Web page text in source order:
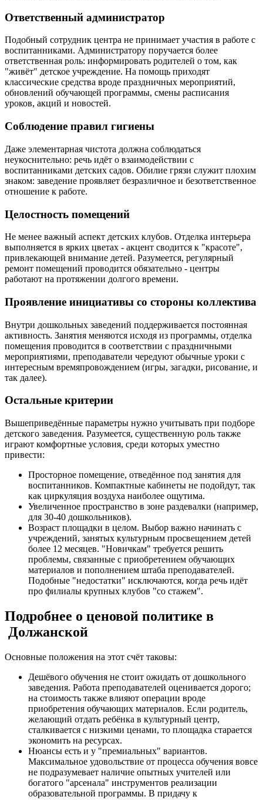
Ответственный администратор
Подобный сотрудник центра не принимает участия в работе с
воспитанниками. Администратору поручается более
ответственная роль: информировать родителей о том, как
"живёт" детское учреждение. На помощь приходят
классические средства вроде праздничных мероприятий,
обновлений обучающей программы, смены расписания
уроков, акций и новостей.
Соблюдение правил гигиены
Даже элементарная чистота должна соблюдаться
неукоснительно: речь идёт о взаимодействии с
воспитанниками детских садов. Обилие грязи служит плохим
знаком: заведение проявляет безразличное и безответственное
отношение к работе.
Целостность помещений
Не менее важный аспект детских клубов. Отделка интерьера
выполняется в ярких цветах - акцент сводится к "красоте",
привлекающей внимание детей. Разумеется, регулярный
ремонт помещений проводится обязательно - центры
работают на протяжении долгого времени.
Проявление инициативы со стороны коллектива
Внутри дошкольных заведений поддерживается постоянная
активность. Занятия меняются исходя из программы, отделка
помещения проводится в соответствии с праздничными
мероприятиями, преподаватели чередуют обычные уроки с
интересным времяпровождением (игры, загадки, рисование, и
так далее).
Остальные критерии
Вышеприведённые параметры нужно учитывать при подборе
детского заведения. Разумеется, существенную роль также
играют комфортные условия, среди которых уместно
привести:
Просторное помещение, отведённое под занятия для
воспитанников. Компактные кабинеты не подойдут, так
как циркуляция воздуха наиболее ощутима.
Увеличенное пространство в зоне раздевалки (например,
для 30-40 дошкольников).
Возраст площадки в целом. Выбор важно начинать с
учреждений, занятых культурным просвещением детей
более 12 месяцев. "Новичкам" требуется решить
проблемы, связанные с приобретением обучающих
материалов и пополнением штаба преподавателей.
Подобные "недостатки" исключаются, когда речь идёт
про филиалы крупных клубов "со стажем".
Подробнее о ценовой политике в
Должанской
Основные положения на этот счёт таковы:
Дешёвого обучения не стоит ожидать от дошкольного
заведения. Работа преподавателей оценивается дорого;
на стоимость также влияют операции вроде
приобретения обучающих материалов. Если родитель,
желающий отдать ребёнка в культурный центр,
сталкивается с низкими ценами, то площадка старается
экономить на ресурсах.
Нюансы есть и у "премиальных" вариантов.
Максимальное удовольствие от процесса обучения вовсе
не подразумевает наличие опытных учителей или
богатого "арсенала" инструментов реализации
образовательной программы. В придачу к